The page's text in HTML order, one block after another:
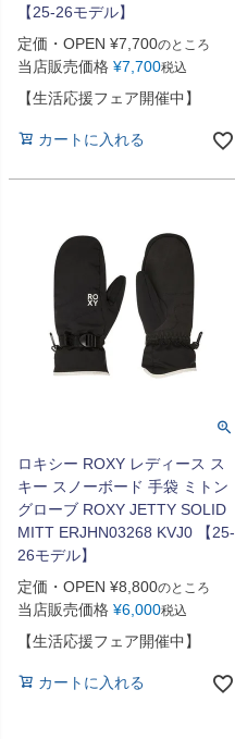
【25-26モデル】
定価・OPEN ¥7,700のところ
当店販売価格 ¥7,700税込
【生活応援フェア開催中】
カートに入れる
ロキシー ROXY レディース ス
キー スノーボード 手袋 ミトン
グローブ ROXY JETTY SOLID
MITT ERJHN03268 KVJ0 【25-
26モデル】
定価・OPEN ¥8,800のところ
当店販売価格 ¥6,000税込
【生活応援フェア開催中】
カートに入れる